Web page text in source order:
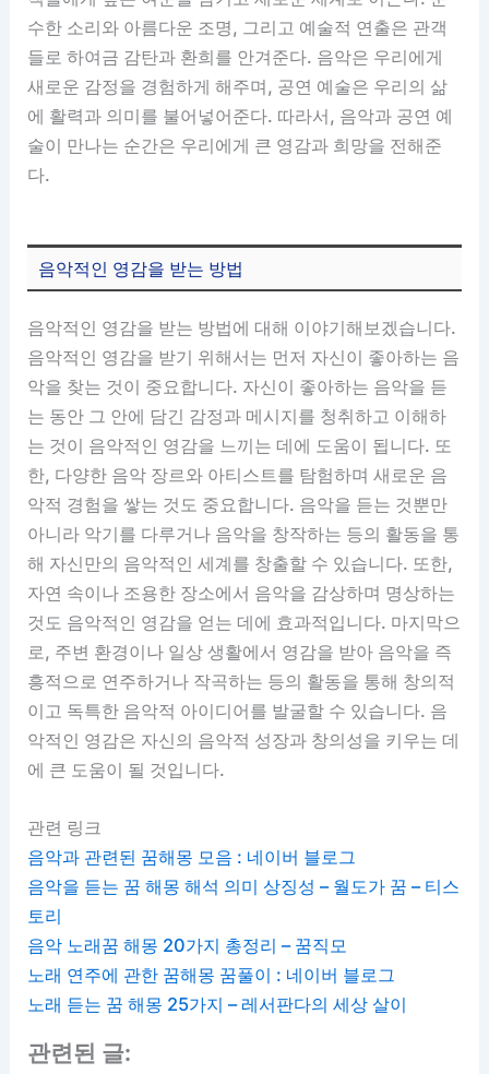
수한 소리와 아름다운 조명, 그리고 예술적 연출은 관객
들로 하여금 감탄과 환희를 안겨준다. 음악은 우리에게
새로운 감정을 경험하게 해주며, 공연 예술은 우리의 삶
에 활력과 의미를 불어넣어준다. 따라서, 음악과 공연 예
술이 만나는 순간은 우리에게 큰 영감과 희망을 전해준
다.
음악적인 영감을 받는 방법
음악적인 영감을 받는 방법에 대해 이야기해보겠습니다.
음악적인 영감을 받기 위해서는 먼저 자신이 좋아하는 음
악을 찾는 것이 중요합니다. 자신이 좋아하는 음악을 듣
는 동안 그 안에 담긴 감정과 메시지를 청취하고 이해하
는 것이 음악적인 영감을 느끼는 데에 도움이 됩니다. 또
한, 다양한 음악 장르와 아티스트를 탐험하며 새로운 음
악적 경험을 쌓는 것도 중요합니다. 음악을 듣는 것뿐만
아니라 악기를 다루거나 음악을 창작하는 등의 활동을 통
해 자신만의 음악적인 세계를 창출할 수 있습니다. 또한,
자연 속이나 조용한 장소에서 음악을 감상하며 명상하는
것도 음악적인 영감을 얻는 데에 효과적입니다. 마지막으
로, 주변 환경이나 일상 생활에서 영감을 받아 음악을 즉
흥적으로 연주하거나 작곡하는 등의 활동을 통해 창의적
이고 독특한 음악적 아이디어를 발굴할 수 있습니다. 음
악적인 영감은 자신의 음악적 성장과 창의성을 키우는 데
에 큰 도움이 될 것입니다.
관련 링크
음악과 관련된 꿈해몽 모음 : 네이버 블로그
음악을 듣는 꿈 해몽 해석 의미 상징성 – 월도가 꿈 – 티스
토리
음악 노래꿈 해몽 20가지 총정리 – 꿈직모
노래 연주에 관한 꿈해몽 꿈풀이 : 네이버 블로그
노래 듣는 꿈 해몽 25가지 – 레서판다의 세상 살이
관련된 글: